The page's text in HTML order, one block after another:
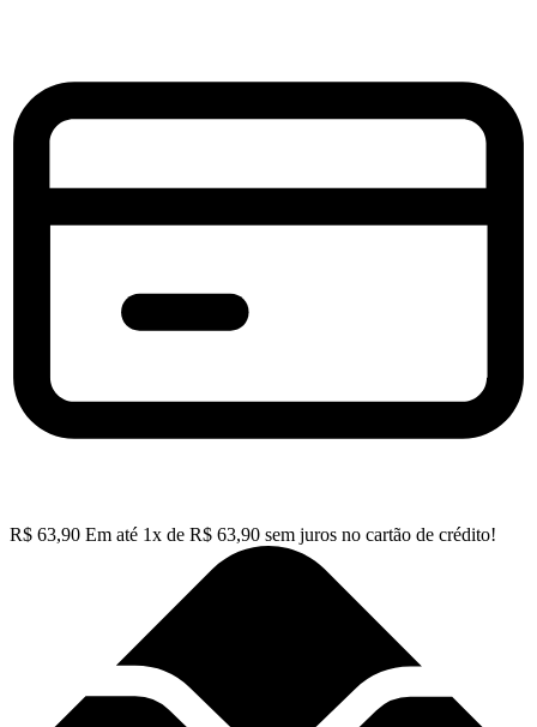
R$ 63,90 Em até 1x de R$ 63,90 sem juros no cartão de crédito!